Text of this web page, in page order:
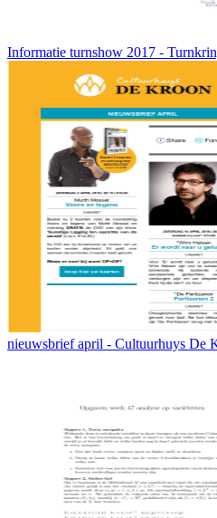
Informatie turnshow 2017 -
nieuwsbrief april - Cultuurhuys De